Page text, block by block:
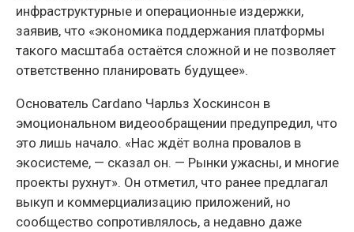
инфраструктурные и операционные издержки,
заявив, что «экономика поддержания платформы
такого масштаба остаётся сложной и не позволяет
ответственно планировать будущее».
Основатель Cardano Чарльз Хоскинсон в
эмоциональном видеообращении предупредил, что
это лишь начало. «Нас ждёт волна провалов в
экосистеме, — сказал он. — Рынки ужасны, и многие
проекты рухнут». Он отметил, что ранее предлагал
выкуп и коммерциализацию приложений, но
сообщество сопротивлялось, а недавно даже